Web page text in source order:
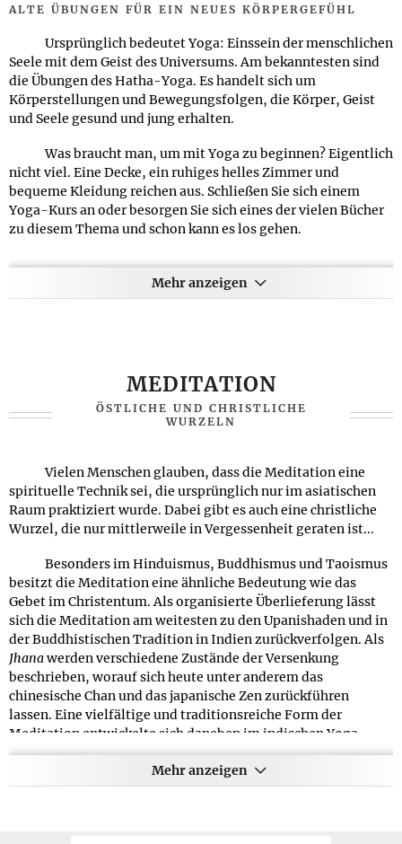
ALTE ÜBUNGEN FÜR EIN NEUES KÖRPERGEFÜHL
Ursprünglich bedeutet Yoga: Einssein der menschlichen
Seele mit dem Geist des Universums. Am bekanntesten sind
die Übungen des Hatha-Yoga. Es handelt sich um
Körperstellungen und Bewegungsfolgen, die Körper, Geist
und Seele gesund und jung erhalten.
Was braucht man, um mit Yoga zu beginnen? Eigentlich
nicht viel. Eine Decke, ein ruhiges helles Zimmer und
bequeme Kleidung reichen aus. Schließen Sie sich einem
Yoga-Kurs an oder besorgen Sie sich eines der vielen Bücher
zu diesem Thema und schon kann es los gehen.
Vor den Yoga-Übungen wird der Körper zunächst
aufgewärmt, um Zerrungen und Verletzungen zu vermeiden.
Auch die gleichmäßige und tiefe Atmung spielt eine wichtige
werden. Ziel ist es, ein inneres Glücksgefühl und eine
angenehme Ausgeglichenheit zu erhalten. Auch Schmerzen
des Bewegungsapparates können mit den Übungen zurück
Besonders hilfreich ist es, wenn Yoga begleitend zu
einer Fastenkur oder Diät angewandt wird. Dann entsteht mit
der Zeit ein ganz neues, schönes Körpergefühl und die
Nahrungsaufnahme wird wieder bewusst erlebt und
ausgeführt werden, kräftigen sie die Muskeln und verhelfen
so zu einer guten Figur.
Veröffentlicht am:01.03.1999
Aktualisiert am:13.09.2020
WAS BEDEUTET DER BEGRIFF
MEDITATION GENAU?
WIKIPEDIA-DEFINITION
Meditation (lateinisch meditatio = "zur Mitte
ausrichten" von lateinisch medius = "die Mitte"; auch in der
Bedeutung "das Nachdenken über") ist eine in vielen
Mehr anzeigen
MEDITATION
ÖSTLICHE UND CHRISTLICHE
WURZELN
Vielen Menschen glauben, dass die Meditation eine
spirituelle Technik sei, die ursprünglich nur im asiatischen
Raum praktiziert wurde. Dabei gibt es auch eine christliche
Wurzel, die nur mittlerweile in Vergessenheit geraten ist...
Besonders im Hinduismus, Buddhismus und Taoismus
besitzt die Meditation eine ähnliche Bedeutung wie das
Gebet im Christentum. Als organisierte Überlieferung lässt
sich die Meditation am weitesten zu den Upanishaden und in
der Buddhistischen Tradition in Indien zurückverfolgen. Als
Jhanawerden verschiedene Zustände der Versenkung
beschrieben, worauf sich heute unter anderem das
chinesische Chan und das japanische Zen zurückführen
lassen. Eine vielfältige und traditionsreiche Form der
Meditation entwickelte sich daneben im indischen Yoga.
Insbesondere die Sutras im Raya Yoga prägen bis heute viele
Techniken wie den Umgang mit dem Atem im Pranyama und
die systematische Einteilung der mit der Meditation in
Mehr anzeigen